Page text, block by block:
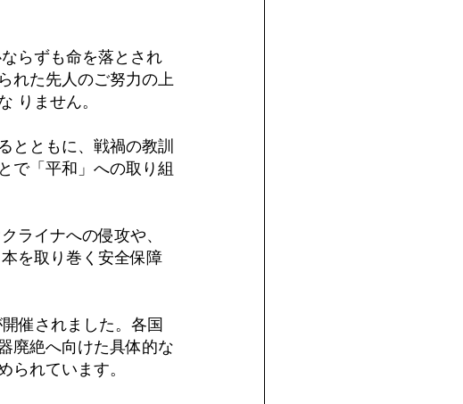
らずも命を落とされ
れた先人のご努力の上
りません。
とともに、戦禍の教訓
で「平和」への取り組
ライナへの侵攻や、
を取り巻く安全保障
催されました。各国
廃絶へ向けた具体的な
られています。